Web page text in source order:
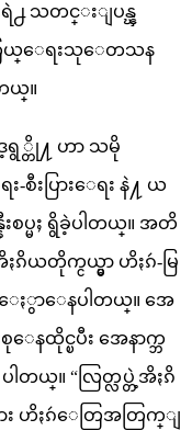
႕ သတင္းျပန္ၾ
ကြယ္ေရးသုေတသန
တယ္။
တို႔ ဟာ သမို
ပြားေရး နဲ႔ ယ
ပ္မႈ ရွိခဲ့ပါတယ္။ အတိ
တိုက္ငယ္မွာ ဟိႏၵဴ-မြ
ေႏွာေနပါတယ္။ အေ
ေနထိုင္ၿပီး အေနာက္ဘ
တယ္။ “လြတ္လပ္တဲ့အိႏၵိ
း ဟိႏၵဴေတြအတြက္ျ